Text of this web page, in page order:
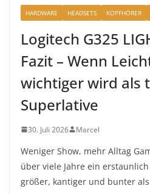
HARDWARE HEADSETS KOPFHÖRER
Logitech G325
Fazit – Wenn
wichtiger wird als
Superlative
30. Juli 2026 Marcel
Weniger Show, mehr Alltag
über viele Jahre ein
größer, kantiger und bunter